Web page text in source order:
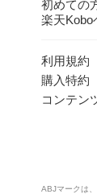
初めての
楽天Kobo
利用規約
購入特約
コンテン
ABJマークは